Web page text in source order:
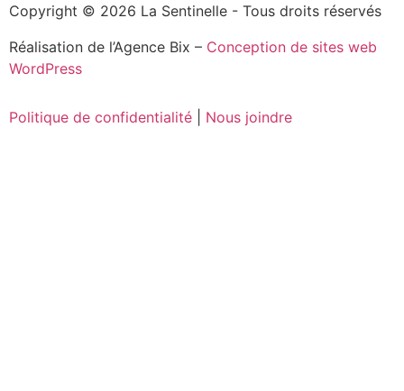
Copyright © 2026 La Sentinelle - Tous droits réservés
Réalisation de l’Agence Bix – Conception de sites web
WordPress
Politique de confidentialité Nous joindre